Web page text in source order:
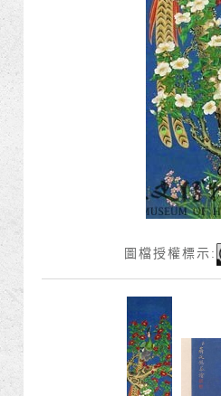
圖檔授權標示: